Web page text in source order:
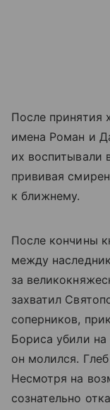
После принятия
имена Роман и
их воспитывали
прививая
к ближнему.
После кончины
между
за
захватил
соперников,
Бориса убили на
он молился.
Несмотря на
сознательно